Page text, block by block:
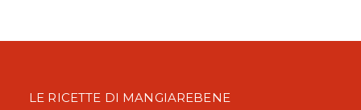
LE RICETTE DI MANGIAREBENE